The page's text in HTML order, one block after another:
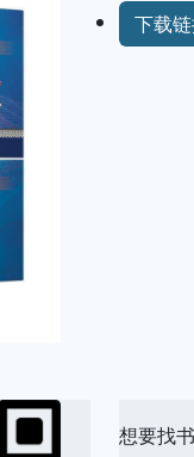
下载
想要找